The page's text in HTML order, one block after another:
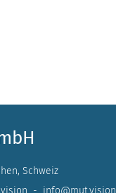
Schweiz
- info@mut.vision